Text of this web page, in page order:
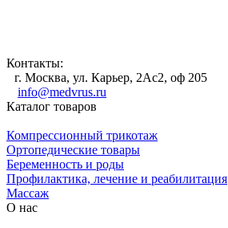
Контакты:
г. Москва, ул. Карьер, 2Ас2, оф 205
info@medvrus.ru
Каталог товаров
Компрессионный трикотаж
Ортопедические товары
Беременность и роды
Профилактика, лечение и реабилитация
Массаж
О нас